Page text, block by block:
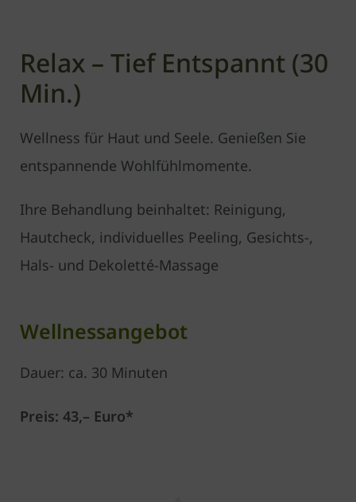
Relax – Tief Entspannt (30
Min.)
Wellness für Haut und Seele. Genießen Sie
entspannende Wohlfühlmomente.
Ihre Behandlung beinhaltet: Reinigung,
Hautcheck, individuelles Peeling, Gesichts-,
Hals- und Dekoletté-Massage
Wellnessangebot
Dauer: ca. 30 Minuten
Preis: 43,– Euro*